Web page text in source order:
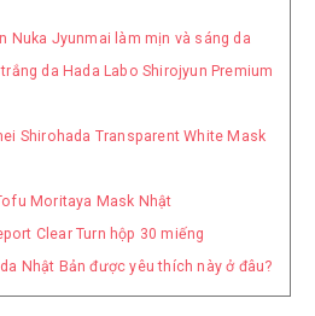
Nuka Jyunmai làm mịn và sáng da
da Hada Labo Shirojyun Premium
Shirohada Transparent White Mask
Moritaya Mask Nhật
Clear Turn hộp 30 miếng
Nhật Bản được yêu thích này ở đâu?